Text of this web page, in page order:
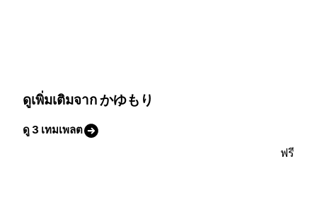
ดูเพิ่มเติมจาก かゆもり
ดู 3 เทมเพลต
ฟรี